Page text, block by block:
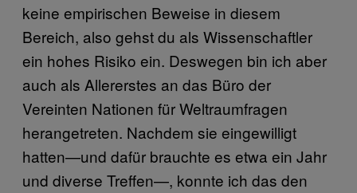
keine empirischen Beweise in diesem
Bereich, also gehst du als Wissenschaftler
ein hohes Risiko ein. Deswegen bin ich aber
auch als Allererstes an das Büro der
Vereinten Nationen für Weltraumfragen
herangetreten. Nachdem sie eingewilligt
hatten—und dafür brauchte es etwa ein Jahr
und diverse Treffen—, konnte ich das den